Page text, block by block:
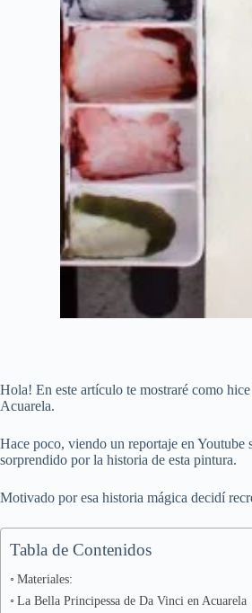
Hola! En este artículo te mostraré como
Acuarela.
Hace poco, viendo un reportaje en
sorprendido por la historia de esta pintura.
Motivado por esa historia mágica decidí
Tabla de Contenidos
Materiales:
La Bella Principessa de Da Vinci en Acuarela